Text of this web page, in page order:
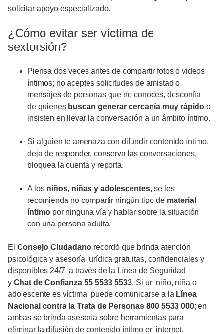
solicitar apoyo especializado.
¿Cómo evitar ser víctima de
sextorsión?
Piensa dos veces antes de compartir fotos o videos
íntimos; no aceptes solicitudes de amistad o
mensajes de personas que no conoces, desconfía
de quienes buscan generar cercanía muy rápido o
insisten en llevar la conversación a un ámbito íntimo.
Si alguien te amenaza con difundir contenido íntimo,
deja de responder, conserva las conversaciones,
bloquea la cuenta y reporta.
A los niños, niñas y adolescentes, se les
recomienda no compartir ningún tipo de material
íntimo por ninguna vía y hablar sobre la situación
con una persona adulta.
El Consejo Ciudadano recordó que brinda atención
psicológica y asesoría jurídica gratuitas, confidenciales y
disponibles 24/7, a través de la Línea de Seguridad
y Chat de Confianza 55 5533 5533. Si un niño, niña o
adolescente es víctima, puede comunicarse a la Línea
Nacional contra la Trata de Personas 800 5533 000; en
ambas se brinda asesoría sobre herramientas para
eliminar la difusión de contenido íntimo en internet.